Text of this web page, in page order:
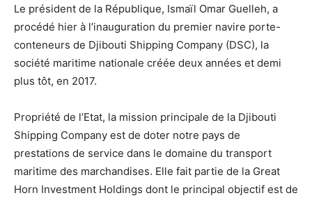
Le président de la République, Ismaïl Omar Guelleh, a
procédé hier à l’inauguration du premier navire porte-
conteneurs de Djibouti Shipping Company (DSC), la
société maritime nationale créée deux années et demi
plus tôt, en 2017.
Propriété de l’Etat, la mission principale de la Djibouti
Shipping Company est de doter notre pays de
prestations de service dans le domaine du transport
maritime des marchandises. Elle fait partie de la Great
Horn Investment Holdings dont le principal objectif est de